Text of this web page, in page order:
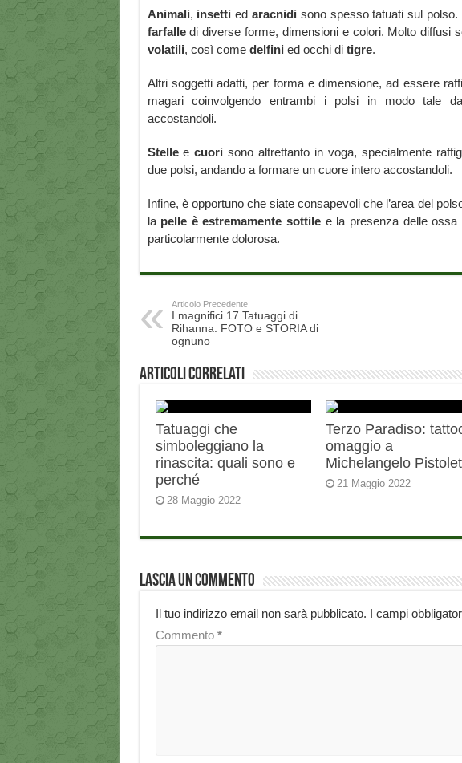
Animali, insetti ed aracnidi sono spesso tatuati sul
farfalledi diverse forme, dimensioni e colori. Molto diffusi
volatili, così come delfini ed occhi di tigre.
Altri soggetti adatti, per forma e dimensione, ad essere
magari coinvolgendo entrambi i polsi in modo tale
accostandoli.
Stelleecuori sono altrettanto in voga, specialmente
due polsi, andando a formare un cuore intero accostandoli.
Infine, è opportuno che siate consapevoli che l’area del
lapelle è estremamente sottile e la presenza delle ossa
particolarmente dolorosa.
Articolo Precedente
I magnifici 17 Tatuaggi di
Rihanna: FOTO e STORIA di
ognuno
Articoli correlati
Tatuaggi che
simboleggiano la
rinascita: quali sono e
perché
28 Maggio 2022
Terzo Paradiso:
omaggio a
Michelangelo
21 Maggio 2022
Lascia un commento
Il tuo indirizzo email non sarà pubblicato. I campi
Commento *